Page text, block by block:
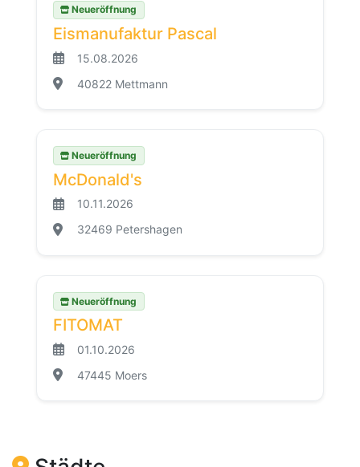
Neueröffnung
Eismanufaktur Pascal
15.08.2026
40822 Mettmann
Neueröffnung
McDonald's
10.11.2026
32469 Petershagen
Neueröffnung
FITOMAT
01.10.2026
47445 Moers